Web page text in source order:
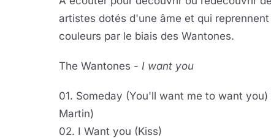
artistes dotés d'une âme et qui reprennent
couleurs par le biais des Wantones.
The Wantones - I want you
01. Someday (You'll want me to want you)
Martin)
02. I Want you (Kiss)